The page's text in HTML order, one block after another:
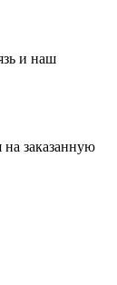
и наш
заказанную